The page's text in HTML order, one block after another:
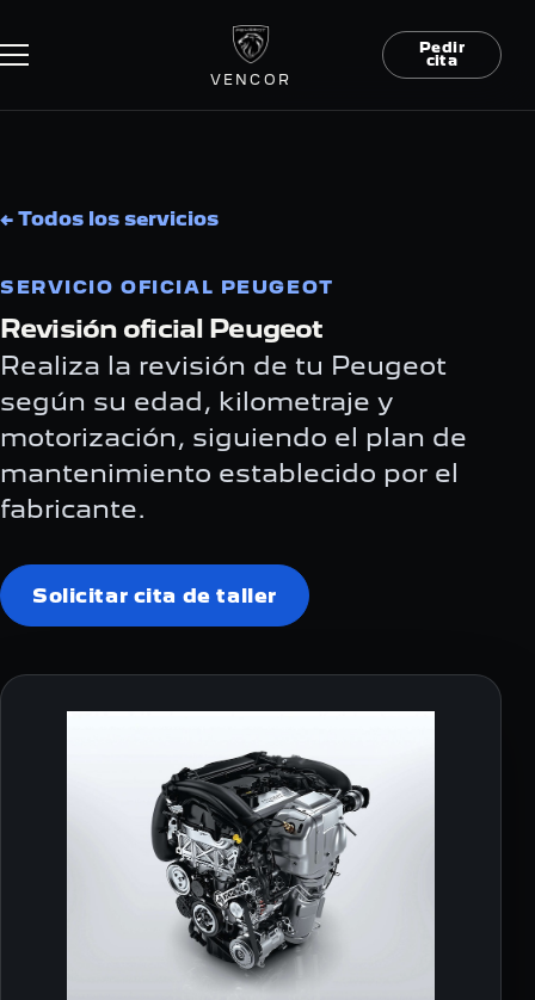
VENCOR
Pedir
cita
← Todos los servicios
SERVICIO OFICIAL PEUGEOT
Revisión oficial Peugeot
Realiza la revisión de tu Peugeot
según su edad, kilometraje y
motorización, siguiendo el plan de
mantenimiento establecido por el
fabricante.
Solicitar cita de taller